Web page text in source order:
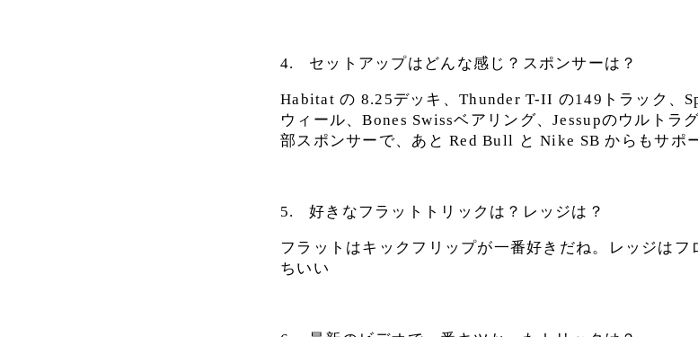
4. セットアップはどんな感じ？スポンサーは？
Habitat の 8.25デッキ、Thunder T-II の149トラック、
ウィール、Bones Swissベアリング、Jessupのウルトラ
部スポンサーで、あと Red Bull と Nike SB からもサポ
5. 好きなフラットトリックは？レッジは？
フラットはキックフリップが一番好きだね。レッジは
ちいい